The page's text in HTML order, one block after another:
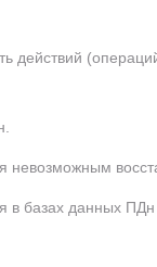
действий
невозможным
в базах данных